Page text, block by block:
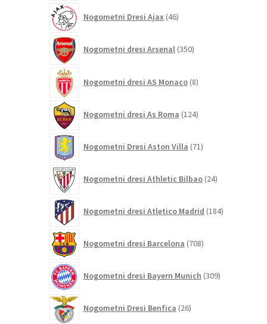
Nogometni Dresi Ajax 46izdelkov
Nogometni dresi Arsenal 350izdelkov
Nogometni dresi AS Monaco 8izdelkov
Nogometni dresi As Roma 124izdelkov
Nogometni Dresi Aston Villa 71izdelkov
Nogometni dresi Athletic Bilbao 24izdelkov
Nogometni dresi Atletico Madrid 184izdelkov
Nogometni dresi Barcelona 708izdelkov
Nogometni dresi Bayern Munich 309izdelkov
Nogometni Dresi Benfica 26izdelkov